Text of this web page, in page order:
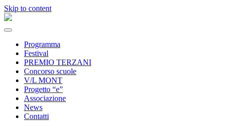
Skip to content
Programma
Festival
PREMIO TERZANI
Concorso scuole
V/L MONT
Progetto “e”
Associazione
News
Contatti